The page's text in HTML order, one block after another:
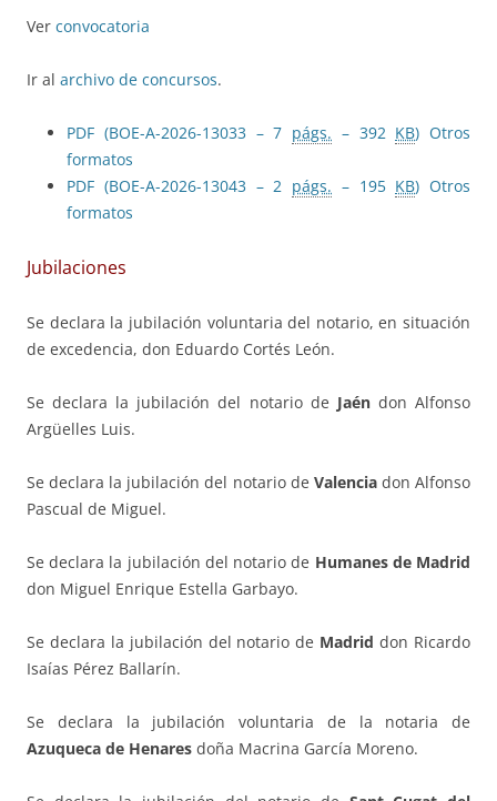
Ver convocatoria
Ir al archivo de concursos.
PDF (BOE-A-2026-13033 – 7 págs. – 392 KB) Otros
formatos
PDF (BOE-A-2026-13043 – 2 págs. – 195 KB) Otros
formatos
Jubilaciones
Se declara la jubilación voluntaria del notario, en situación
de excedencia, don Eduardo Cortés León.
Se declara la jubilación del notario de Jaéndon Alfonso
Argüelles Luis.
Se declara la jubilación del notario de Valenciadon Alfonso
Pascual de Miguel.
Se declara la jubilación del notario de Humanes de Madrid
don Miguel Enrique Estella Garbayo.
Se declara la jubilación del notario de Madrid don Ricardo
Isaías Pérez Ballarín.
Se declara la jubilación voluntaria de la notaria de
Azuqueca de Henares doña Macrina García Moreno.